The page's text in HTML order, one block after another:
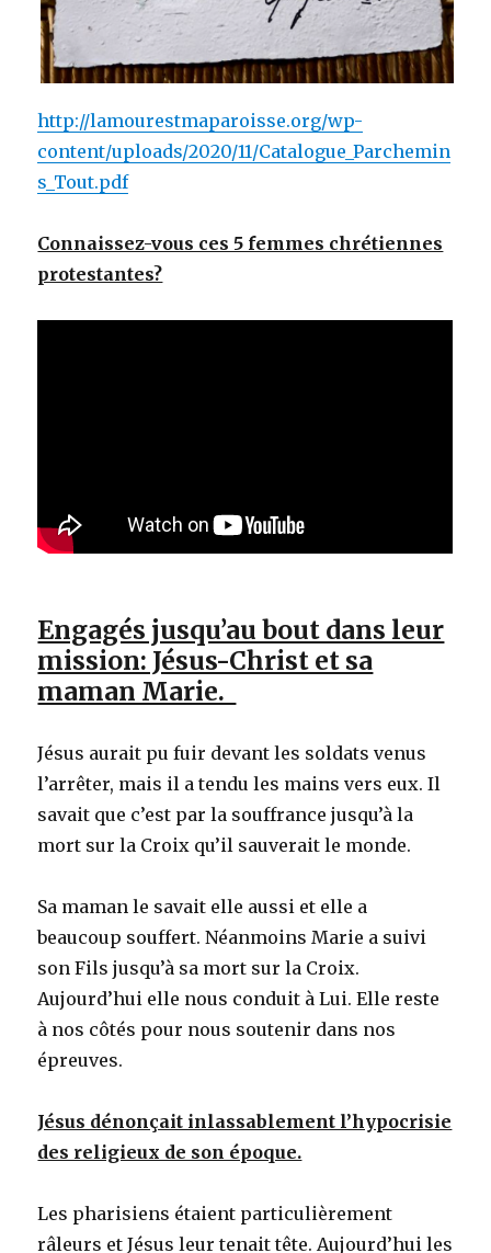
http://lamourestmaparoisse.org/wp-
content/uploads/2020/11/Catalogue_Parchemin
s_Tout.pdf
Connaissez-vous ces 5 femmes chrétiennes
protestantes?
Engagés jusqu’au bout dans leur
mission: Jésus-Christ et sa
maman Marie.
Jésus aurait pu fuir devant les soldats venus
l’arrêter, mais il a tendu les mains vers eux. Il
savait que c’est par la souffrance jusqu’à la
mort sur la Croix qu’il sauverait le monde.
Sa maman le savait elle aussi et elle a
beaucoup souffert. Néanmoins Marie a suivi
son Fils jusqu’à sa mort sur la Croix.
Aujourd’hui elle nous conduit à Lui. Elle reste
à nos côtés pour nous soutenir dans nos
épreuves.
Jésus dénonçait inlassablement l’hypocrisie
des religieux de son époque.
Les pharisiens étaient particulièrement
râleurs et Jésus leur tenait tête. Aujourd’hui les